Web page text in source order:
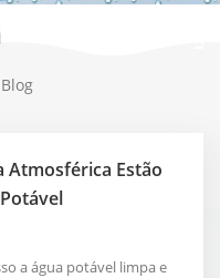
Blog
Atmosférica Estão
a água potável limpa e